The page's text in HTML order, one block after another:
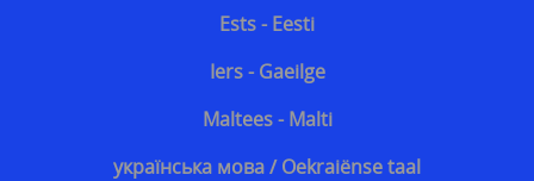
Ests - Eesti
Iers - Gaeilge
Maltees - Malti
українська мова / Oekraiënse taal